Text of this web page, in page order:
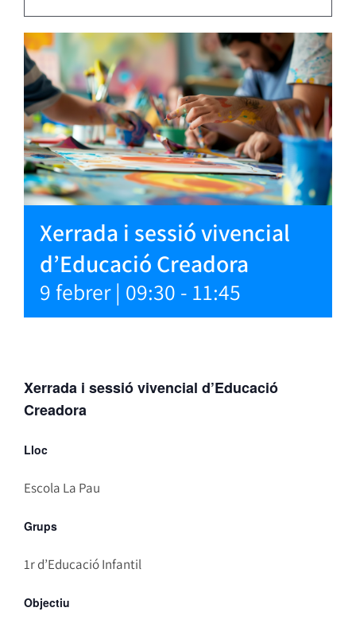
Xerrada i sessió vivencial
d’Educació Creadora
9 febrer | 09:30 - 11:45
Xerrada i sessió vivencial d’Educació
Creadora
Lloc
Escola La Pau
Grups
1r d’Educació Infantil
Objectiu